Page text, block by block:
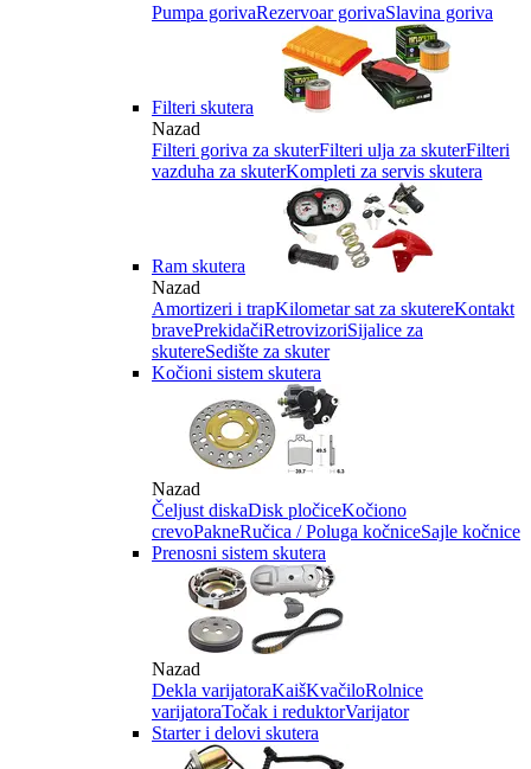
Pumpa gorivaRezervoar gorivaSlavina goriva
Filteri skutera
Nazad
Filteri goriva za skuterFilteri ulja za skuterFilteri
vazduha za skuterKompleti za servis skutera
Ram skutera
Nazad
Amortizeri i trapKilometar sat za skutereKontakt
bravePrekidačiRetrovizoriSijalice za
skutereSedište za skuter
Kočioni sistem skutera
Nazad
Čeljust diskaDisk pločiceKočiono
crevoPakneRučica / Poluga kočniceSajle kočnice
Prenosni sistem skutera
Nazad
Dekla varijatoraKaišKvačiloRolnice
varijatoraTočak i reduktorVarijator
Starter i delovi skutera